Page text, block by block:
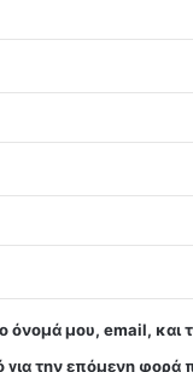
όνομά μου, email, και
για την επόμενη φορά